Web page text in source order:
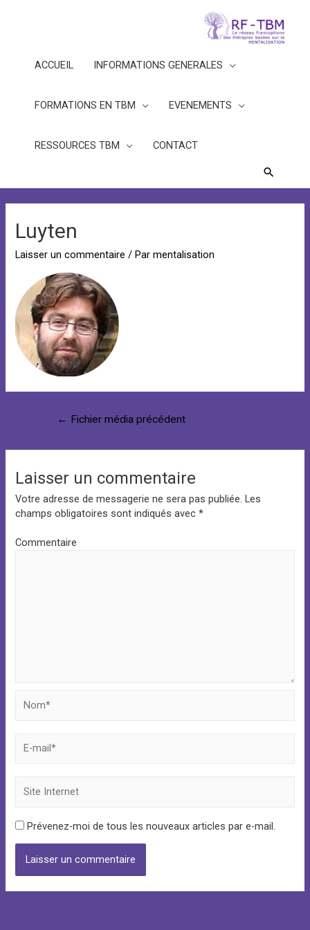
ACCUEIL INFORMATIONS GENERALES
FORMATIONS EN TBM EVENEMENTS
RESSOURCES TBM CONTACT
Luyten
Laisser un commentaire / Parmentalisation
Navigation
← Fichier média précédent
Laisser un commentaire
Votre adresse de messagerie ne sera pas publiée. Les
champs obligatoires sont indiqués avec*
Commentaire
mail*
Internet
Prévenez-moi de tous les nouveaux articles par e-mail.